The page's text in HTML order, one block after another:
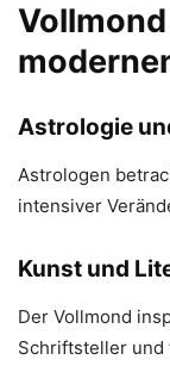
Astrologie
Astrologen
intensiver
Kunst und
Der Vollmond
Schriftsteller und